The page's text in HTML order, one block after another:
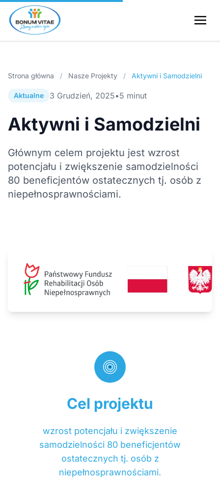
Strona główna / Nasze Projekty / Aktywni i Samodzielni
Aktualne 3 Grudzień, 2025•5 minut
Aktywni i Samodzielni
Głównym celem projektu jest wzrost
potencjału i zwiększenie samodzielności
80 beneficjentów ostatecznych tj. osób z
niepełnosprawnościami.
Cel projektu
wzrost potencjału i zwiększenie
samodzielności 80 beneficjentów
ostatecznych tj. osób z
niepełnosprawnościami.